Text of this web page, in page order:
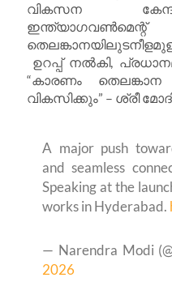
വികസന
ഉറപ്പ് നൽകി,
“കാരണം
വികസിക്കും” – ശ്രീ
A major push
and seamless
Speaking at the
works in Hyderabad.
— Narendra Modi
2026